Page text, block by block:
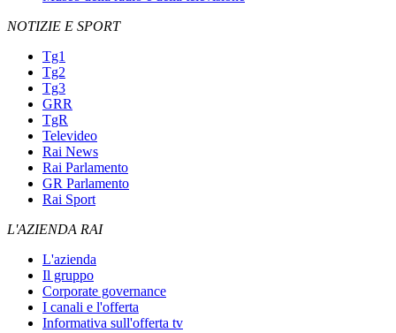
NOTIZIE E SPORT
Tg1
Tg2
Tg3
GRR
TgR
Televideo
Rai News
Rai Parlamento
GR Parlamento
Rai Sport
L'AZIENDA RAI
L'azienda
Il gruppo
Corporate governance
I canali e l'offerta
Informativa sull'offerta tv